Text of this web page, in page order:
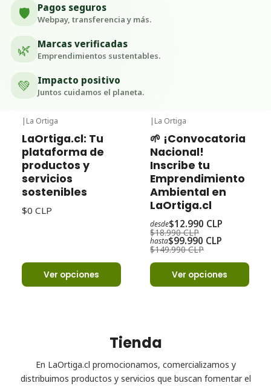
🛡️ Pagos seguros
Webpay, transferencia y más.
🌿 Marcas verificadas
Emprendimientos sustentables.
💚 Impacto positivo
Juntos cuidamos el planeta.
| La Ortiga
LaOrtiga.cl: Tu
plataforma de
productos y
servicios
sostenibles
$0 CLP
Ver opciones
| La Ortiga
🌱 ¡Convocatoria
Nacional!
Inscribe tu
Emprendimiento
Ambiental en
LaOrtiga.cl
desde$12.990 CLP
$18.990 CLP
hasta$99.990 CLP
$149.990 CLP
Ver opciones
Tienda
En LaOrtiga.cl promocionamos, comercializamos y
distribuimos productos y servicios que buscan fomentar el